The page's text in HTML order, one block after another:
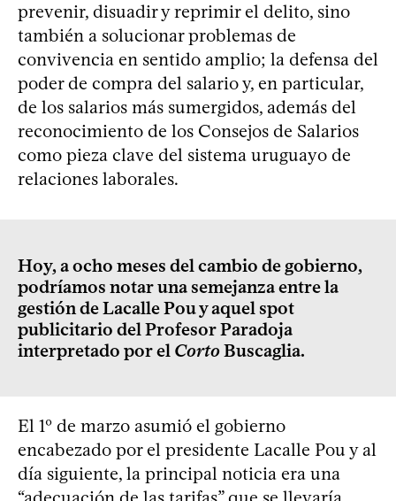
prevenir, disuadir y reprimir el delito, sino
también a solucionar problemas de
convivencia en sentido amplio; la defensa del
poder de compra del salario y, en particular,
de los salarios más sumergidos, además del
reconocimiento de los Consejos de Salarios
como pieza clave del sistema uruguayo de
relaciones laborales.
Hoy, a ocho meses del cambio de gobierno,
podríamos notar una semejanza entre la
gestión de Lacalle Pou y aquel spot
publicitario del Profesor Paradoja
interpretado por el CortoBuscaglia.
El 1º de marzo asumió el gobierno
encabezado por el presidente Lacalle Pou y al
día siguiente, la principal noticia era una